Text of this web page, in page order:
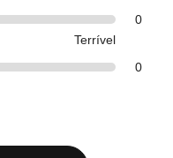
0
Terrível
0